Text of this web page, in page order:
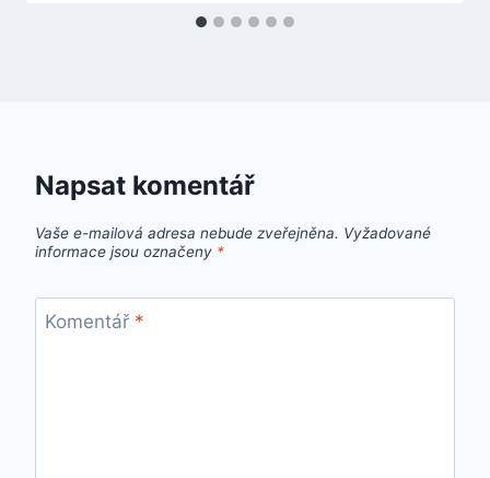
Napsat komentář
Vaše e-mailová adresa nebude zveřejněna. Vyžadované
informace jsou označeny *
Komentář *